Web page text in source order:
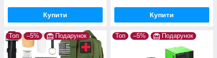
Купити Купити
Топ –5% Подарунок Топ –5% Подарунок